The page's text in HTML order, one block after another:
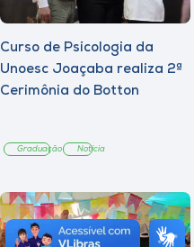
Curso de Psicologia da
Unoesc Joaçaba realiza 2ª
Cerimônia do Botton
Graduação Notícia